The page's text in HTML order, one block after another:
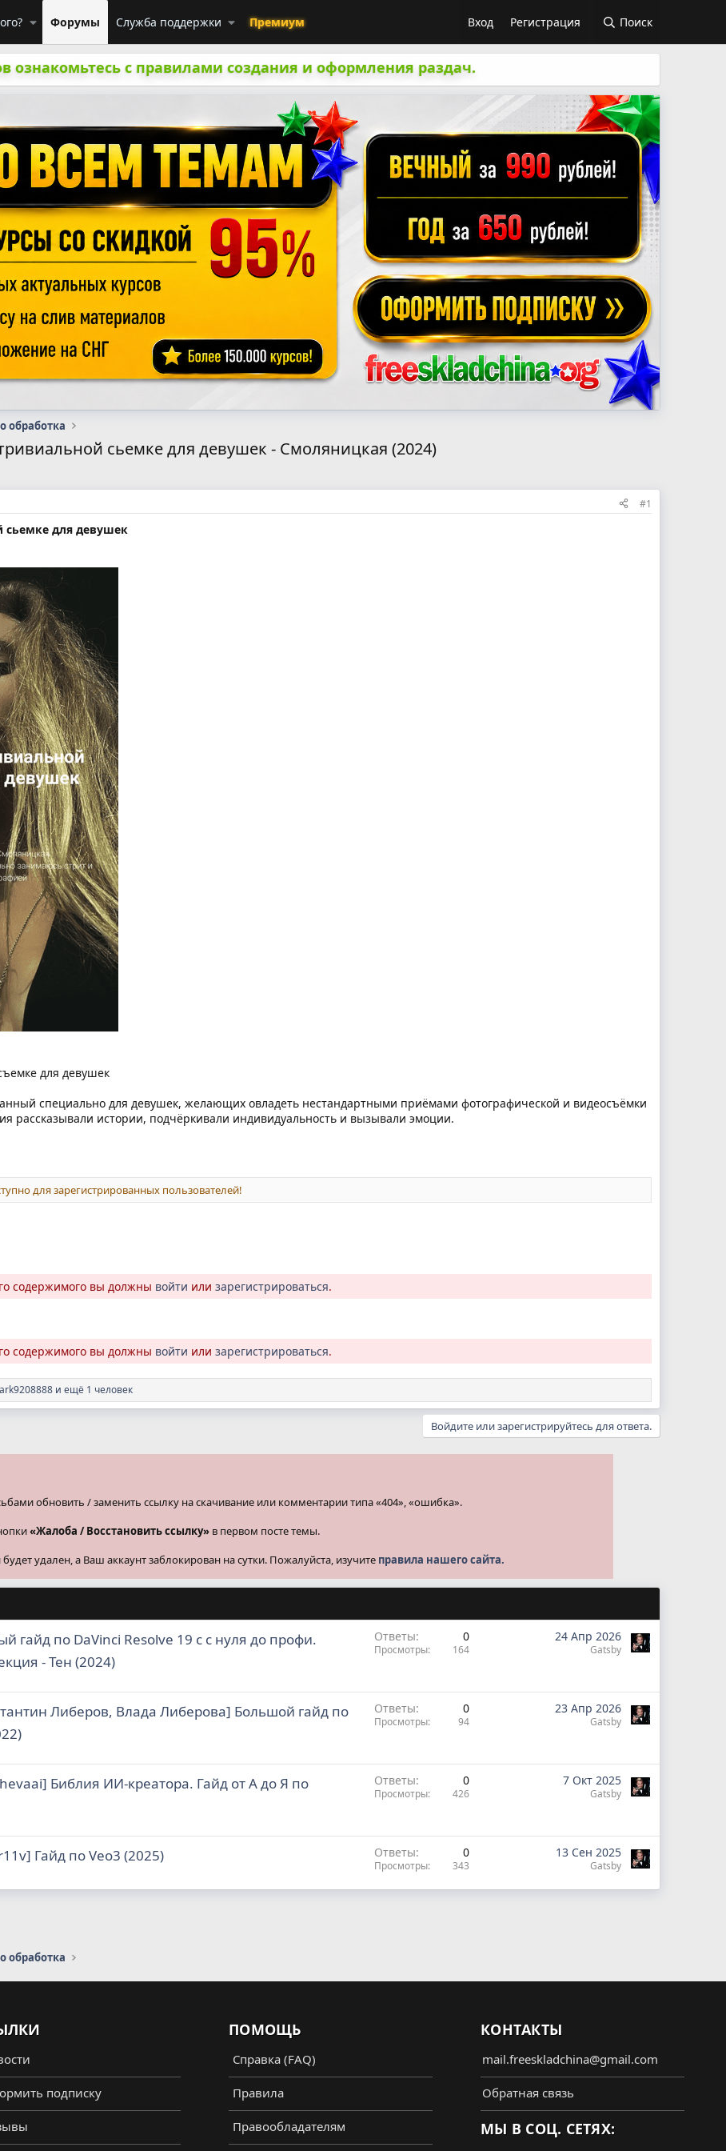
Форумы Служба поддержки Премиум Вход Регистрация Поиск
ознакомьтесь с правилами создания и оформления раздач.
обработка
сьемке для девушек - Смоляницкая (2024)
#1
сьемке для девушек
для девушек
специально для девушек, желающих овладеть нестандартными приёмами фотографической и видеосъёмки
рассказывали истории, подчёркивали индивидуальность и вызывали эмоции.
для зарегистрированных пользователей!
содержимого вы должны войти или зарегистрироваться.
содержимого вы должны войти или зарегистрироваться.
и ещё 1 человек
Войдите или зарегистрируйтесь для ответа.
обновить / заменить ссылку на скачивание или комментарии типа «404», «ошибка».
«Жалоба / Восстановить ссылку» в первом посте темы.
удален, а Ваш аккаунт заблокирован на сутки. Пожалуйста, изучите правила нашего сайта.
гайд по DaVinci Resolve 19 с с нуля до профи.
- Тен (2024)
Ответы 0
Просмотры 164
24 Апр 2026
Gatsby
Либеров, Влада Либерова] Большой гайд по
Ответы 0
Просмотры 94
23 Апр 2026
Gatsby
Библия ИИ-креатора. Гайд от А до Я по
Ответы 0
Просмотры 426
7 Окт 2025
Gatsby
Гайд по Veo3 (2025) Ответы 0
Просмотры 343
13 Сен 2025
Gatsby
обработка
подписку
ПОМОЩЬ
Справка (FAQ)
Правила
Правообладателям
КОНТАКТЫ
mail.freeskladchina@gmail.com
Обратная связь
МЫ В СОЦ. СЕТЯХ: